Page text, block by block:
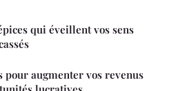
qui éveillent vos sens
pour augmenter vos revenus